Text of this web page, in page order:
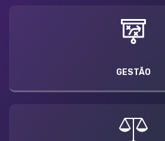
GESTÃO